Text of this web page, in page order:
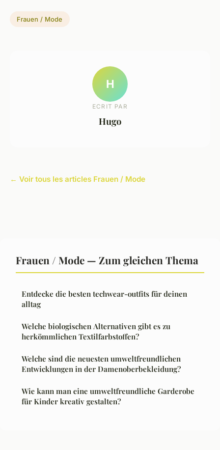
Frauen / Mode
H
ECRIT PAR
Hugo
← Voir tous les articles Frauen / Mode
Frauen / Mode — Zum gleichen Thema
Entdecke die besten techwear-outfits für deinen
alltag
Welche biologischen Alternativen gibt es zu
herkömmlichen Textilfarbstoffen?
Welche sind die neuesten umweltfreundlichen
Entwicklungen in der Damenoberbekleidung?
Wie kann man eine umweltfreundliche Garderobe
für Kinder kreativ gestalten?